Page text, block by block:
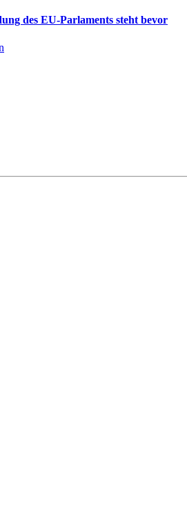
des EU-Parlaments steht bevor